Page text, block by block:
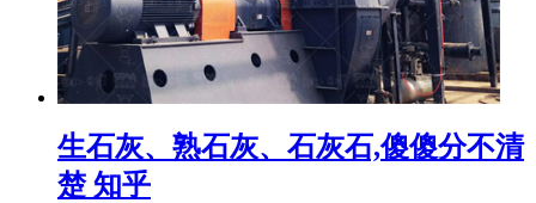
生石灰、熟石灰、石灰石,傻傻分不清
楚 知乎